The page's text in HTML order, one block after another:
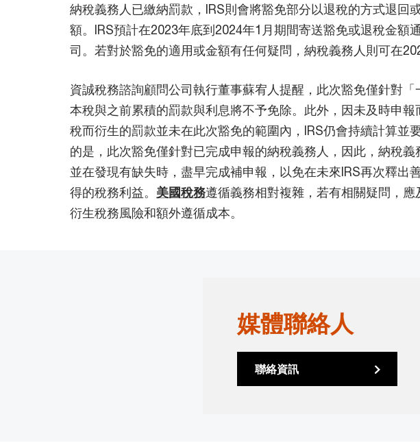
納稅義務人已繳納罰款，IRS則會將豁免部分以退稅的方式退回
額。IRS預計在2023年底到2024年1月期間寄送豁免或退稅金額
司。若對於豁免的適用或金額有任何疑問，納稅義務人則可在
資誠稅務諮詢顧問公司執行董事蘇宥人提醒，此次豁免僅針對「
本稅與之前累積的罰款與利息將不予免除。此外，因未及時申
稅而衍生的罰款並未在此次豁免的範圍內，IRS仍會持續計算並
的是，此次豁免僅針對已完成申報的納稅義務人，因此，納稅
並在發現有缺失時，盡早完成補申報，以免在未來IRS再次釋出
得的稅務利益。 美國稅務遵循義務相對複雜，若有相關疑問，
衍生稅務風險和額外遵循成本。
媒體聯絡人
聯絡資訊